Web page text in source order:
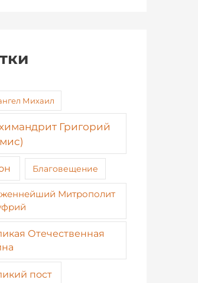
Михаил
Григорий
Благовещение
Митрополит
Отечественная
пост